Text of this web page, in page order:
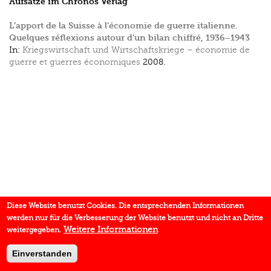
L’apport de la Suisse à l’économie de guerre italienne.
Quelques réflexions autour d’un bilan chiffré, 1936–1943
In: Kriegswirtschaft und Wirtschaftskriege – économie de
guerre et guerres économiques 2008.
Diese Website benutzt Cookies. Die entsprechenden Informationen
werden nur für die Verbesserung der Website benutzt und nicht an Dritte
weitergegeben. Weitere Informationen
Einverstanden